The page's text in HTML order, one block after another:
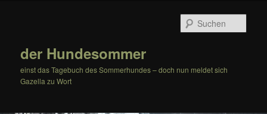
der Hundesommer
einst das Tagebuch des Sommerhundes – doch nun meldet sich
Gazella zu Wort